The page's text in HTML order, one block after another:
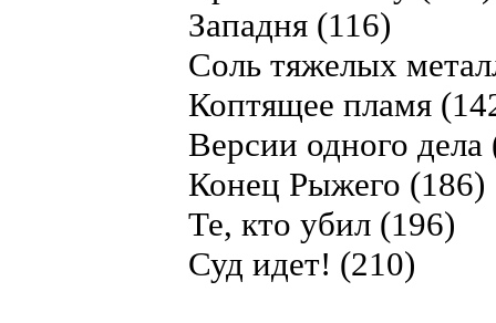
Западня (116)
Соль тяжелых
Коптящее пламя
Версии одного дела
Конец Рыжего (186)
Те, кто убил (196)
Суд идет! (210)